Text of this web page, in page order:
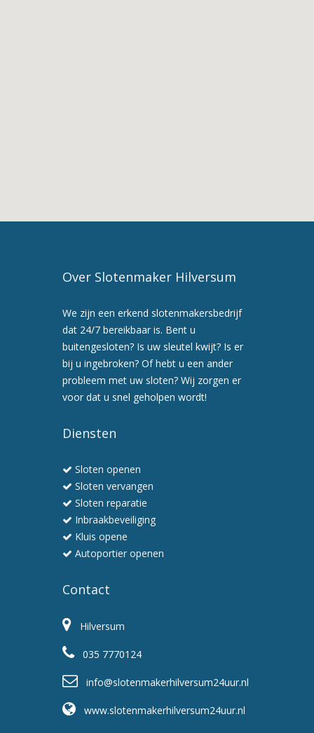
professioneel
Over Slotenmaker Hilversum
We zijn een erkend slotenmakersbedrijf
dat 24/7 bereikbaar is. Bent u
buitengesloten? Is uw sleutel kwijt? Is er
bij u ingebroken? Of hebt u een ander
probleem met uw sloten? Wij zorgen er
voor dat u snel geholpen wordt!
Diensten
Sloten openen
Sloten vervangen
Sloten reparatie
Inbraakbeveiliging
Kluis opene
Autoportier openen
Contact
Hilversum
035 7770124
info@slotenmakerhilversum24uur.nl
www.slotenmakerhilversum24uur.nl